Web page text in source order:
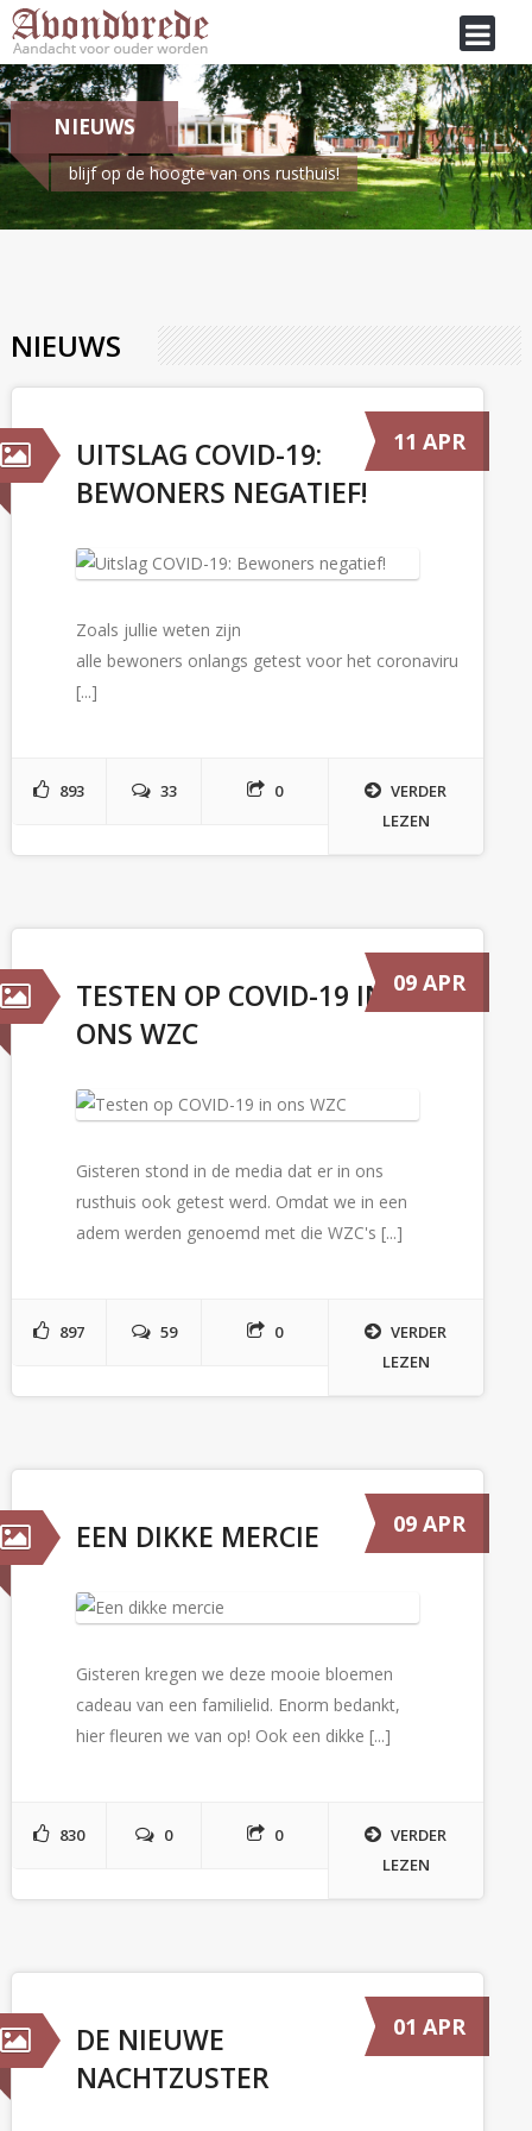
NIEUWS
blijf op de hoogte van ons rusthuis!
NIEUWS
UITSLAG COVID-19:
BEWONERS NEGATIEF!
11 APR
Zoals jullie weten zijn
alle bewoners onlangs getest voor het coronaviru
[...]
893 33 0
VERDER
LEZEN
TESTEN OP COVID-19 IN
ONS WZC
09 APR
Gisteren stond in de media dat er in ons
rusthuis ook getest werd. Omdat we in een
adem werden genoemd met die WZC's [...]
897 59 0
VERDER
LEZEN
EEN DIKKE MERCIE 09 APR
Gisteren kregen we deze mooie bloemen
cadeau van een familielid. Enorm bedankt,
hier fleuren we van op! Ook een dikke [...]
830 0 0
VERDER
LEZEN
DE NIEUWE
NACHTZUSTER
01 APR